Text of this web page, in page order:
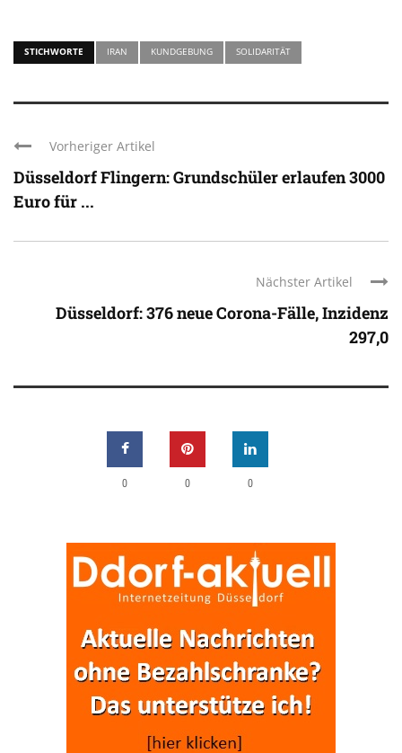
STICHWORTE IRAN KUNDGEBUNG SOLIDARITÄT
Vorheriger Artikel
Düsseldorf Flingern: Grundschüler erlaufen 3000
Euro für ...
Nächster Artikel
Düsseldorf: 376 neue Corona-Fälle, Inzidenz
297,0
0 0 0